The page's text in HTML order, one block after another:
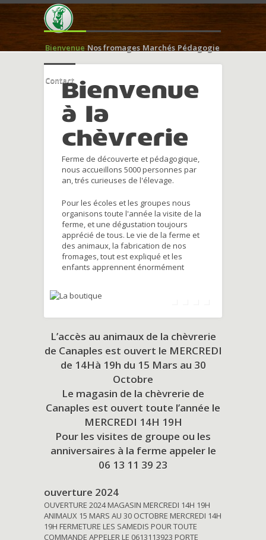
Bienvenue Nos fromages Marchés Pédagogie
ContactBienvenue
à la
chèvrerie
Ferme de découverte et pédagogique,
nous accueillons 5000 personnes par
an, trés curieuses de l'élevage.
Pour les écoles et les groupes nous
organisons toute l'année la visite de la
ferme, et une dégustation toujours
apprécié de tous. Le vie de la ferme et
des animaux, la fabrication de nos
fromages, tout est expliqué et les
enfants apprennent énormément
L’accès au animaux de la chèvrerie
de Canaples est ouvert le MERCREDI
de 14Hà 19h du 15 Mars au 30
Octobre
Le magasin de la chèvrerie de
Canaples est ouvert toute l’année le
MERCREDI 14H 19H
Pour les visites de groupe ou les
anniversaires à la ferme appeler le
06 13 11 39 23
ouverture 2024
OUVERTURE 2024 MAGASIN MERCREDI 14H 19H
ANIMAUX 15 MARS AU 30 OCTOBRE MERCREDI 14H
19H FERMETURE LES SAMEDIS POUR TOUTE
COMMANDE APPELER LE 0613113923 PORTE